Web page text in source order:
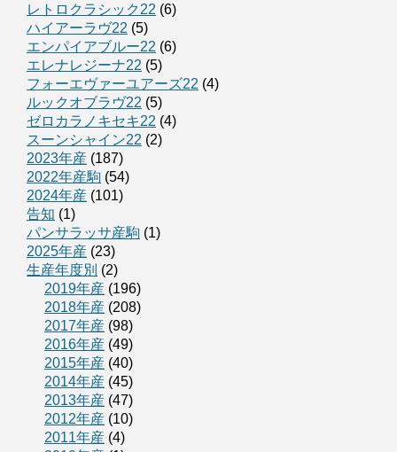
レトロクラシック22 (6)
ハイアーラヴ22 (5)
エンパイアブルー22 (6)
エレナレジーナ22 (5)
フォーエヴァーユアーズ22 (4)
ルックオブラヴ22 (5)
ゼロカラノキセキ22 (4)
スーンシャイン22 (2)
2023年産 (187)
2022年産駒 (54)
2024年産 (101)
告知 (1)
パンサラッサ産駒 (1)
2025年産 (23)
生産年度別 (2)
2019年産 (196)
2018年産 (208)
2017年産 (98)
2016年産 (49)
2015年産 (40)
2014年産 (45)
2013年産 (47)
2012年産 (10)
2011年産 (4)